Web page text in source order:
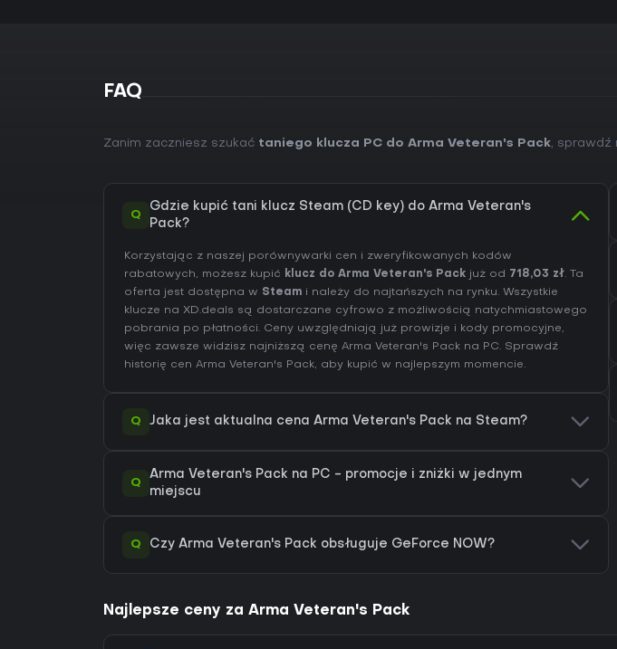
FAQ
Zanim zaczniesz szukać taniego klucza PC do Arma Veteran's Pack, sprawdź
Q
Gdzie kupić tani klucz Steam (CD key) do Arma Veteran's
Pack?
Korzystając z naszej porównywarki cen i zweryfikowanych kodów
rabatowych, możesz kupić klucz do Arma Veteran's Pack już od 718,03 zł. Ta
oferta jest dostępna w Steam i należy do najtańszych na rynku. Wszystkie
klucze na XD.deals są dostarczane cyfrowo z możliwością natychmiastowego
pobrania po płatności. Ceny uwzględniają już prowizje i kody promocyjne,
więc zawsze widzisz najniższą cenę Arma Veteran's Pack na PC. Sprawdź
historię cen Arma Veteran's Pack, aby kupić w najlepszym momencie.
Q Jaka jest aktualna cena Arma Veteran's Pack na Steam?
Q
Arma Veteran's Pack na PC - promocje i zniżki w jednym
miejscu
Q Czy Arma Veteran's Pack obsługuje GeForce NOW?
Najlepsze ceny za Arma Veteran's Pack